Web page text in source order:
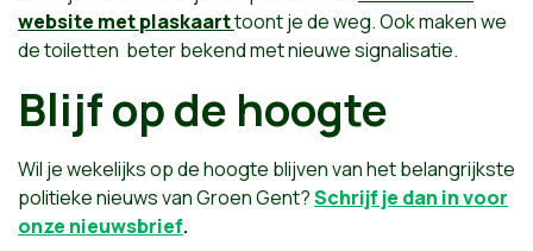
website met plaskaarttoont je de weg. Ook maken we
de toiletten beter bekend met nieuwe signalisatie.
Blijf op de hoogte
Wil je wekelijks op de hoogte blijven van het belangrijkste
politieke nieuws van Groen Gent?Schrijf je dan in voor
onze nieuwsbrief.